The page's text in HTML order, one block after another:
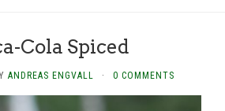
Cola Spiced
ANDREAS ENGVALL · 0 COMMENTS